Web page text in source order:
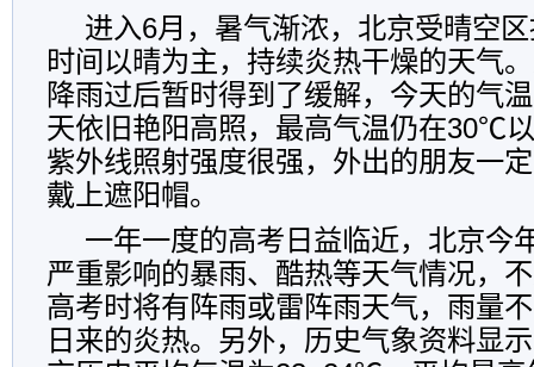
进入6月，暑气渐浓，北京受晴空
时间以晴为主，持续炎热干燥的天气
降雨过后暂时得到了缓解，今天的气
天依旧艳阳高照，最高气温仍在30℃
紫外线照射强度很强，外出的朋友一
戴上遮阳帽。
一年一度的高考日益临近，北京今
严重影响的暴雨、酷热等天气情况，
高考时将有阵雨或雷阵雨天气，雨量
日来的炎热。另外，历史气象资料显